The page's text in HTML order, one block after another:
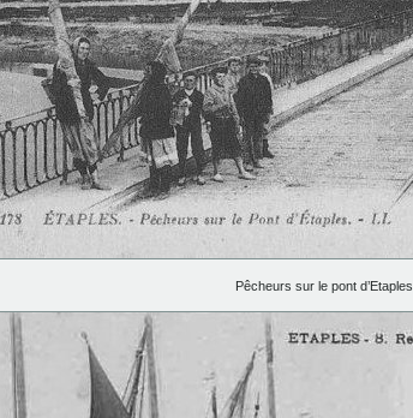
Pêcheurs sur le pont d’Etaples